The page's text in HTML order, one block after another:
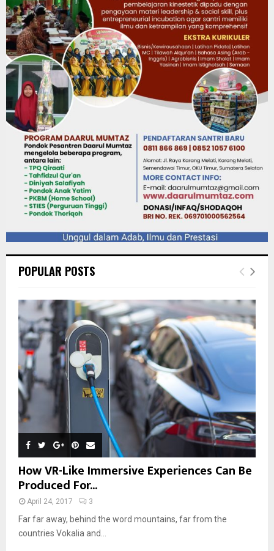
POPULAR POSTS
How VR-Like Immersive Experiences Can Be
Produced For...
April 24, 2017 3
Far far away, behind the word mountains, far from the
countries Vokalia and...